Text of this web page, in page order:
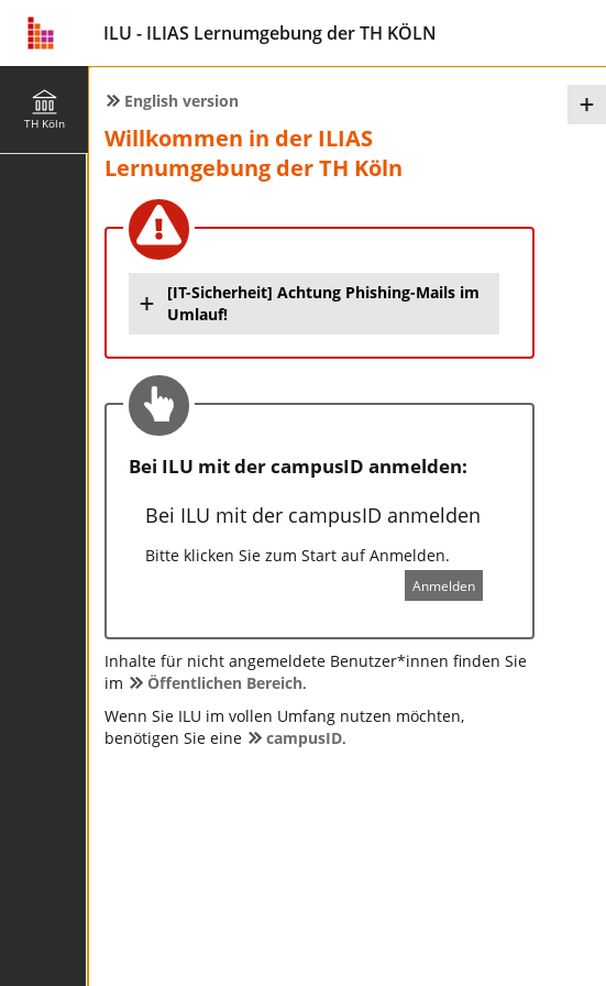
ILU - ILIAS Lernumgebung der TH KÖLN
TH Köln
English version
Willkommen in der ILIAS
Lernumgebung der TH Köln
[IT-Sicherheit] Achtung Phishing-Mails im
Umlauf!
Bei ILU mit der campusID anmelden:
Bei ILU mit der campusID anmelden
Bitte klicken Sie zum Start auf Anmelden.
Anmelden
Inhalte für nicht angemeldete Benutzer*innen finden Sie
im
Öffentlichen Bereich.
Wenn Sie ILU im vollen Umfang nutzen möchten,
benötigen Sie eine
campusID.